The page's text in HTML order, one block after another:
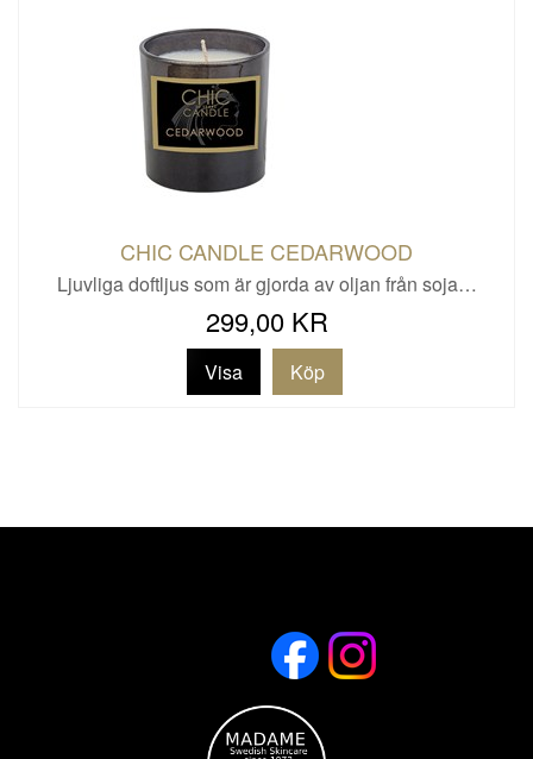
CHIC CANDLE CEDARWOOD
Ljuvliga doftljus som är gjorda av oljan från soja…
299,00 KR
Visa